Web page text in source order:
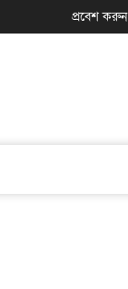
প্রবেশ করুন